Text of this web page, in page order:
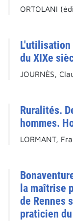
ORTOLANI
L'utilisation
du XIXe
JOURNÈS,
Ruralités.
hommes.
LORMANT,
la maîtrise
de Rennes
praticien